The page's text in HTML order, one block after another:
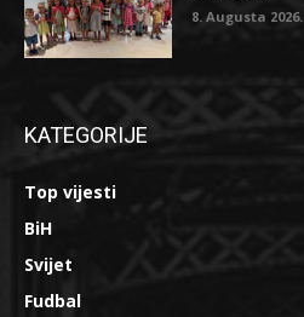
8. Augusta 2026.
KATEGORIJE
Top vijesti
BiH
Svijet
Fudbal